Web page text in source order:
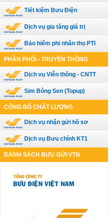
Tiết kiệm Bưu Điện
Dịch vụ gia tăng giá trị
Bảo hiểm phi nhân thọ PTI
PHÂN PHỐI - TRUYỀN THÔNG
Dịch vụ Viễn thông - CNTT
Sim Bông Sen (Topup)
CÔNG BỐ CHẤT LƯỢNG
Dịch vụ nhận gửi hồ sơ
Dịch vụ Bưu chính KT1
DANH SÁCH BƯU GỬI VTN